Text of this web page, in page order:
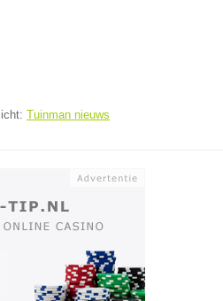
Tuinman nieuws